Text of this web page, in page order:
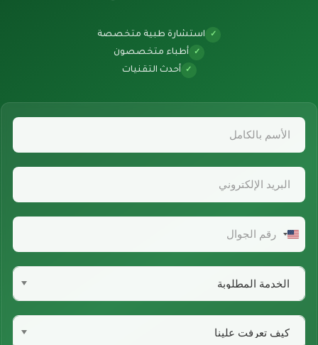
✓ استشارة طبية متخصصة
✓ أطباء متخصصون
✓ أحدث التقنيات
United
+1